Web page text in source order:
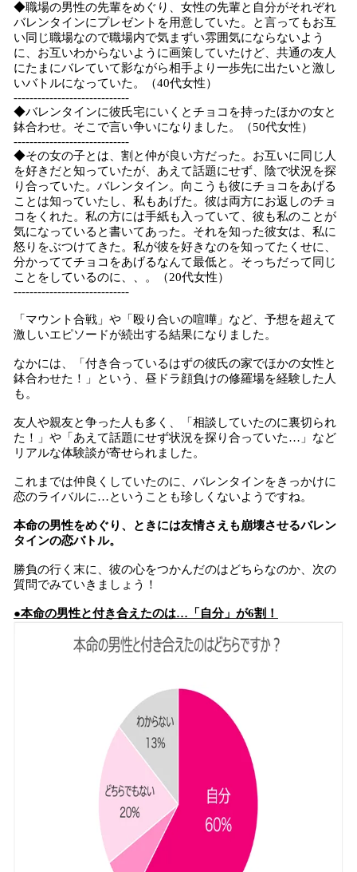
◆職場の男性の先輩をめぐり、女性の先輩と自分がそれぞれ
バレンタインにプレゼントを用意していた。と言ってもお互
い同じ職場なので職場内で気まずい雰囲気にならないよう
に、お互いわからないように画策していたけど、共通の友人
にたまにバレていて影ながら相手より一歩先に出たいと激し
いバトルになっていた。（40代女性）
-----------------------------
◆バレンタインに彼氏宅にいくとチョコを持ったほかの女と
鉢合わせ。そこで言い争いになりました。（50代女性）
-----------------------------
◆その女の子とは、割と仲が良い方だった。お互いに同じ人
を好きだと知っていたが、あえて話題にせず、陰で状況を探
り合っていた。バレンタイン。向こうも彼にチョコをあげる
ことは知っていたし、私もあげた。彼は両方にお返しのチョ
コをくれた。私の方には手紙も入っていて、彼も私のことが
気になっていると書いてあった。それを知った彼女は、私に
怒りをぶつけてきた。私が彼を好きなのを知ってたくせに、
分かっててチョコをあげるなんて最低と。そっちだって同じ
ことをしているのに、、。（20代女性）
-----------------------------
「マウント合戦」や「殴り合いの喧嘩」など、予想を超えて
激しいエピソードが続出する結果になりました。
なかには、「付き合っているはずの彼氏の家でほかの女性と
鉢合わせた！」という、昼ドラ顔負けの修羅場を経験した人
も。
友人や親友と争った人も多く、「相談していたのに裏切られ
た！」や「あえて話題にせず状況を探り合っていた…」など
リアルな体験談が寄せられました。
これまでは仲良くしていたのに、バレンタインをきっかけに
恋のライバルに…ということも珍しくないようですね。
本命の男性をめぐり、ときには友情さえも崩壊させるバレン
タインの恋バトル。
勝負の行く末に、彼の心をつかんだのはどちらなのか、次の
質問でみていきましょう！
●本命の男性と付き合えたのは…「自分」が6割！